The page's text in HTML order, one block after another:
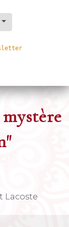
votre langue
Lacoste